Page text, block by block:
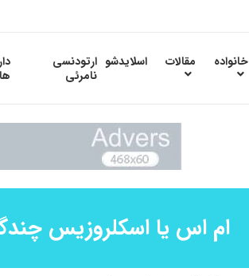
خانواده مقالات اسلایدشو ارتودنسی
نامرئی
ها
ام اس یا اسکلروزیس